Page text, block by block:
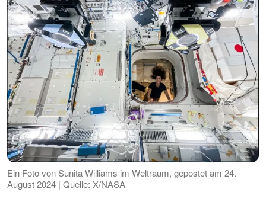
Ein Foto von Sunita Williams im Weltraum, gepostet am 24.
August 2024 | Quelle: X/NASA